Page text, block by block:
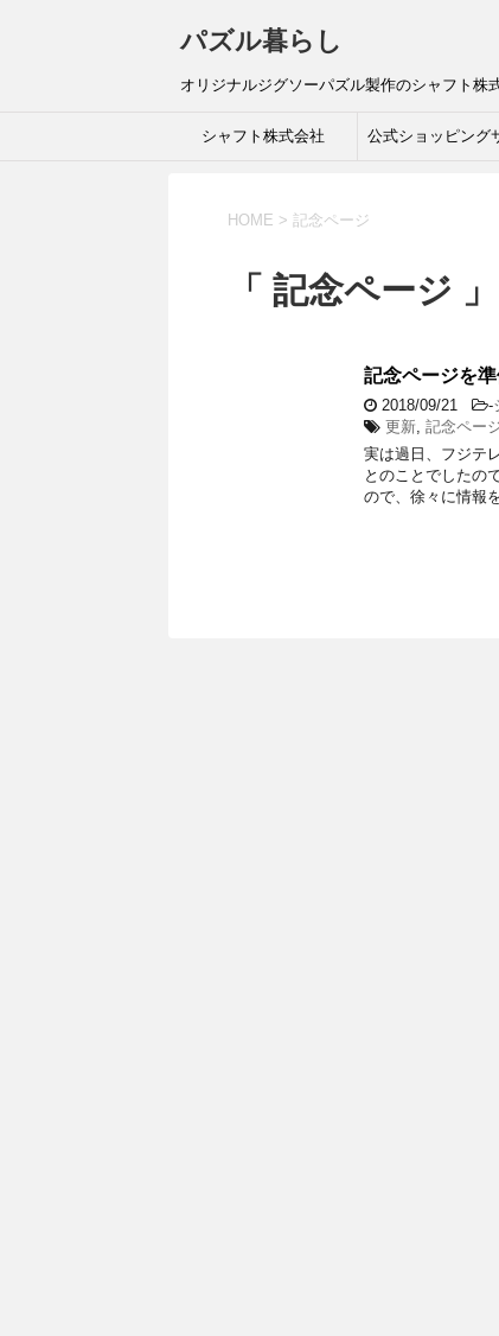
パズル暮らし
オリジナルジグソーパズル製作のシャフト株
シャフト株式会社 公式ショッピング
HOME > 記念ページ
「 記念ページ
記念ページを
2018/09/21 -
更新, 記念ペー
実は過日、フジテ
とのことでしたの
ので、徐々に情報